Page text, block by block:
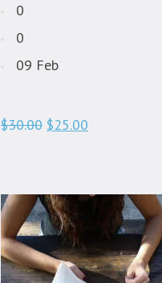
0
0
09 Feb
$30.00 $25.00